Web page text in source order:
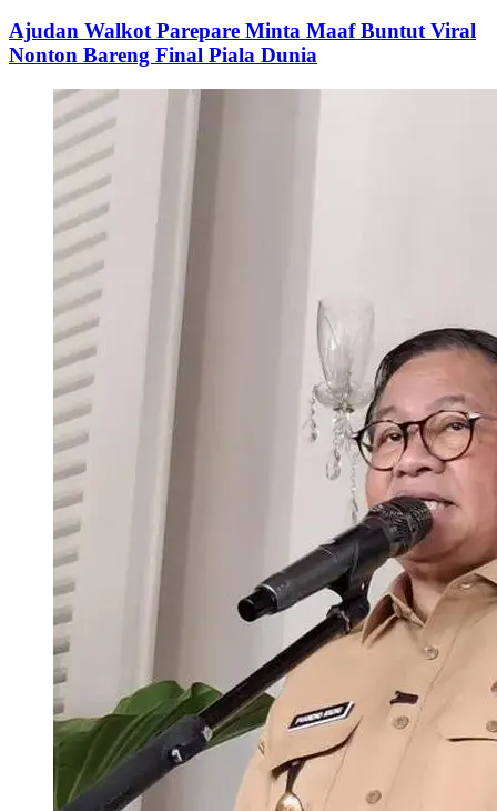
Ajudan Walkot Parepare Minta Maaf Buntut Viral
Nonton Bareng Final Piala Dunia